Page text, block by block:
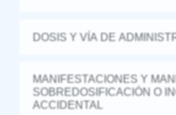
DOSIS Y VÍA DE
MANIFESTACIONES Y
SOBREDOSIFICACIÓN O
ACCIDENTAL